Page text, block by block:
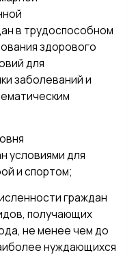
в трудоспособном
здорового
для
заболеваний и
условиями для
и спортом;
граждан
получающих
не менее чем до
нуждающихся